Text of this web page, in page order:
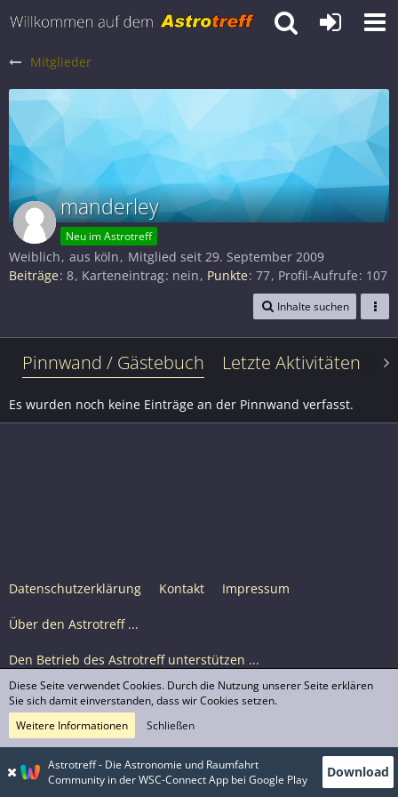
Mitglieder
manderley
Neu im Astrotreff
Weiblich aus köln
Mitglied seit 29. September 2009
Beiträge 8 Karteneintrag nein Punkte 77 Profil-Aufrufe 107
Inhalte suchen
Pinnwand / Gästebuch Letzte Aktivitäten
Es wurden noch keine Einträge an der Pinnwand verfasst.
Datenschutzerklärung Kontakt Impressum
Über den Astrotreff ...
Den Betrieb des Astrotreff unterstützen ...
Nutzungsbedingungen
© Astrotreff 2001-2026, lizenziert unter CC BY-SA,
sofern für einzelne Inhalte nicht anders angegeben
Astrotreff - Die Astronomie und Raumfahrt
Community in der WSC-Connect App bei Google Play
Download
Diese Seite verwendet Cookies. Durch die Nutzung unserer Seite erklären
Sie sich damit einverstanden, dass wir Cookies setzen.
Weitere Informationen
Schließen